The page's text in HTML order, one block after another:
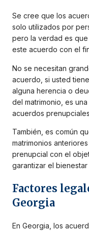
Se cree que los
solo utilizados por
pero la verdad es
este acuerdo con el
No se necesitan
acuerdo, si usted
alguna herencia o
del matrimonio, es
acuerdos
También, es común
matrimonios
prenupcial con el
garantizar el bienestar
Factores
Georgia
En Georgia, los